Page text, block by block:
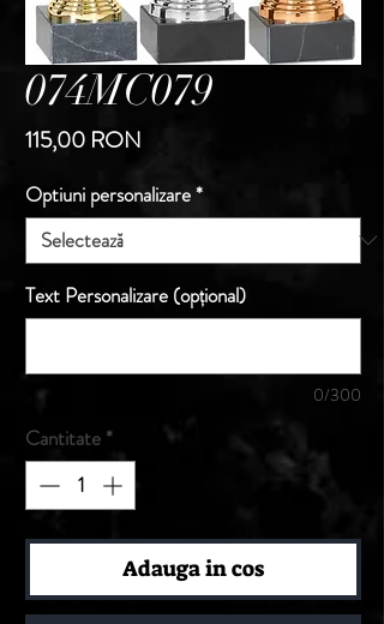
074MC079
115,00 RON
Optiuni personalizare*
Text Personalizare (opțional)
0/300
Cantitate *
Adauga in cos